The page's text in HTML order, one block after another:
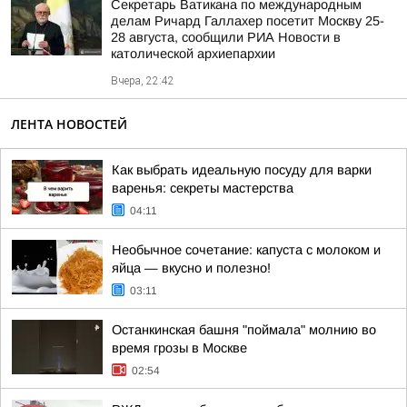
Секретарь Ватикана по международным
делам Ричард Галлахер посетит Москву 25-
28 августа, сообщили РИА Новости в
католической архиепархии
Вчера, 22:42
ЛЕНТА НОВОСТЕЙ
Как выбрать идеальную посуду для варки
варенья: секреты мастерства
04:11
Необычное сочетание: капуста с молоком и
яйца — вкусно и полезно!
03:11
Останкинская башня "поймала" молнию во
время грозы в Москве
02:54